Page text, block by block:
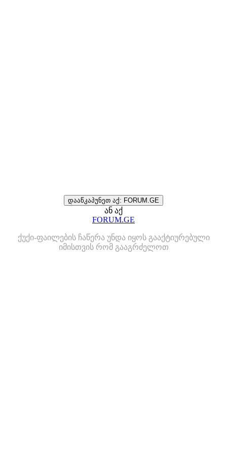
დააწკაპუნეთ აქ: FORUM.GE
ან აქ
FORUM.GE
ქუქი-ფაილების ჩაწერა უნდა იყოს გააქტიურებული
იმისთვის რომ გააგრძელოთ